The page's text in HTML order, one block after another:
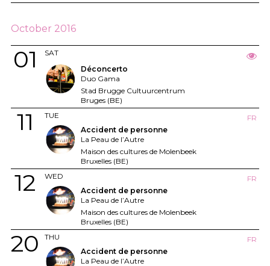
October 2016
SAT
01
Déconcerto
Duo Gama
Stad Brugge Cultuurcentrum
Bruges (BE)
TUE
11
FR
Accident de personne
La Peau de l’Autre
Maison des cultures de Molenbeek
Bruxelles (BE)
WED
12
FR
Accident de personne
La Peau de l’Autre
Maison des cultures de Molenbeek
Bruxelles (BE)
THU
20
FR
Accident de personne
La Peau de l’Autre